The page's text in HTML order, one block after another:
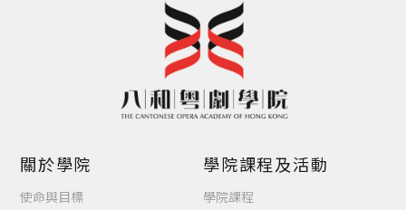
關於學院
使命與目標
學院課程及活動
學院課程